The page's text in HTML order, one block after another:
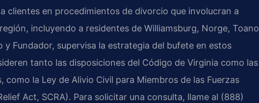
clientes en procedimientos de divorcio que involucran a
incluyendo a residentes de Williamsburg, Norge, Toano
y Fundador, supervisa la estrategia del bufete en estos
tanto las disposiciones del Código de Virginia como las
como la Ley de Alivio Civil para Miembros de las Fuerzas
Act, SCRA). Para solicitar una consulta, llame al (888)